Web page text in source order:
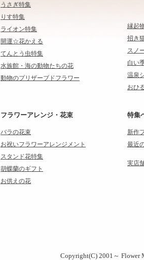
うさぎ特集
りす特集
ライオン特集
開運☆花かえる
てんとう虫特集
水族館・海の動物たちの花
動物のプリザーブドフラワー
縁起
招き
スノ
白い
温泉
おひ
フラワーアレンジ・花束 特集
バラの花束
お祝いフラワーアレンジメント
スタンド花特集
胡蝶蘭のギフト
お供えの花
新作
最近
実店
Copyright(C) 2001～ Flower